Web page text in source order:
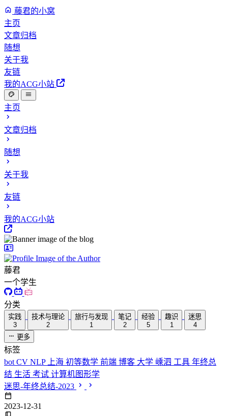
藤君的小窝
主页
文章归档
随想
关于我
友链
我的ACG小站
主页
文章归档
随想
关于我
友链
我的ACG小站
藤君
一个学生
分类
实践
3
技术与理论
2
旅行与发现
1
笔记
2
经验
5
趣识
1
迷思
4
更多
标签
bot CV NLP 上海 初等数学 前端 博客 大学 嵊泗 工具 年终总
结 生活 考试 计算机图形学
迷思-年终总结-2023
2023-12-31